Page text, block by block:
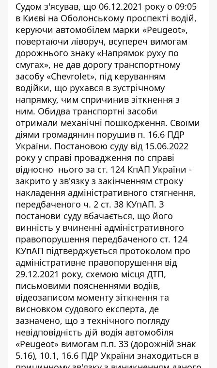
Судом з'ясував, що 06.12.2021 року о 09:05
в Києві на Оболонському проспекті водій,
керуючи автомобілем марки «Peugeot»,
повертаючи ліворуч, всупереч вимогам
дорожнього знаку «Напрямок руху по
смугах», не дав дорогу транспортному
засобу «Chevrolet», під керуванням
водійки, що рухався в зустрічному
напрямку, чим спричинив зіткнення з
ним. Обидва транспортні засоби
отримали механічні пошкодження. Своїми
діями громадянин порушив п. 16.6 ПДР
України. Постановою суду від 15.06.2022
року у справі провадження по справі
відносно нього за ст. 124 КпАП України -
закрито у зв'язку з закінченням строку
накладення адміністративного стягнення,
передбаченого ч. 2 ст. 38 КУпАП. З
постанови суду вбачається, що його
винність у вчиненні адміністративного
правопорушення передбаченого ст. 124
КУпАП підтверджується протоколом про
адміністративне правопорушення від
29.12.2021 року, схемою місця ДТП,
письмовими поясненнями водіїв,
відеозаписом моменту зіткнення та
висновком судового експерта, де
зазначено, що з технічного погляду
невідповідність дій водія автомобіля
«Peugeot» вимогам п.п. 33 (дорожній знак
5.16), 10.1, 16.6 ПДР України знаходиться в